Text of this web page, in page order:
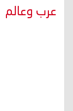
عرب وعالم